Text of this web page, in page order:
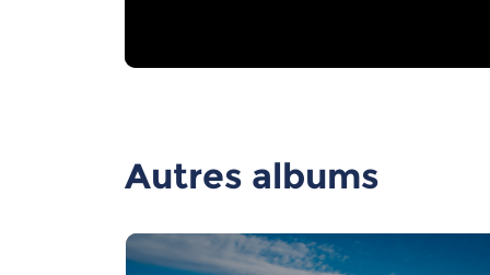
Autres albums